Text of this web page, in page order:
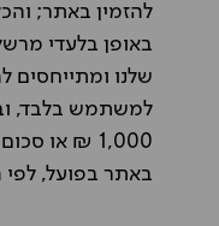
להזמין באתר;
באופן בלעדי
שלנו ומתייחסים
למשתמש בלבד,
1,000 ₪ או
באתר בפועל, לפי